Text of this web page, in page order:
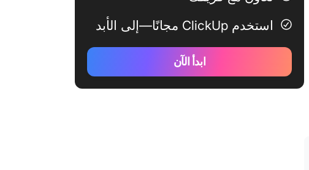
استخدم ClickUp مجانًا—إلى الأبد
ابدأ الآن